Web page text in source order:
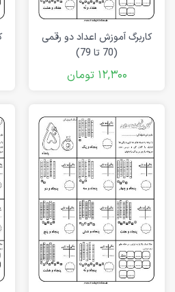
کاربرگ آموزش اعداد دو رقمی
(70 تا 79)
12,300 تومان